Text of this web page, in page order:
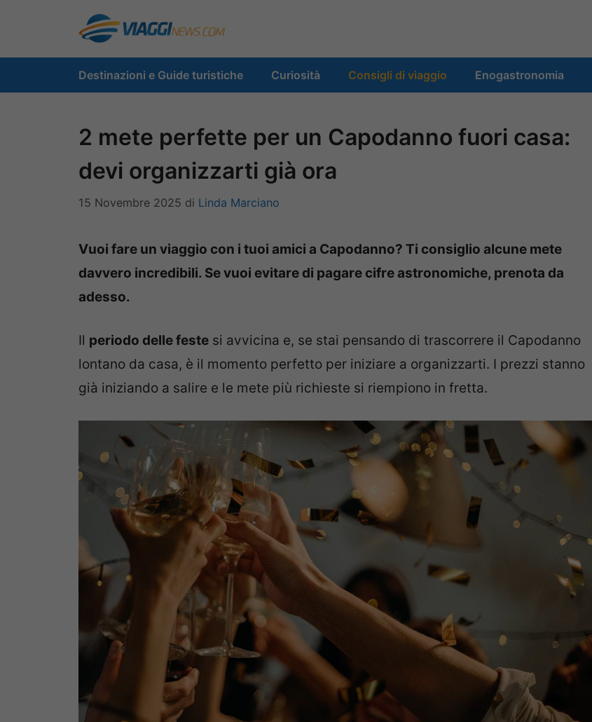
contenuto
Destinazioni e Guide turistiche Curiosità Consigli di viaggio Enogastronomia
2 mete perfette per un Capodanno fuori casa:
devi organizzarti già ora
15 Novembre 2025 di Linda Marciano
Vuoi fare un viaggio con i tuoi amici a Capodanno? Ti consiglio alcune mete
davvero incredibili. Se vuoi evitare di pagare cifre astronomiche, prenota da
adesso.
Il periodo delle feste si avvicina e, se stai pensando di trascorrere il Capodanno
lontano da casa, è il momento perfetto per iniziare a organizzarti. I prezzi stanno
già iniziando a salire e le mete più richieste si riempiono in fretta.